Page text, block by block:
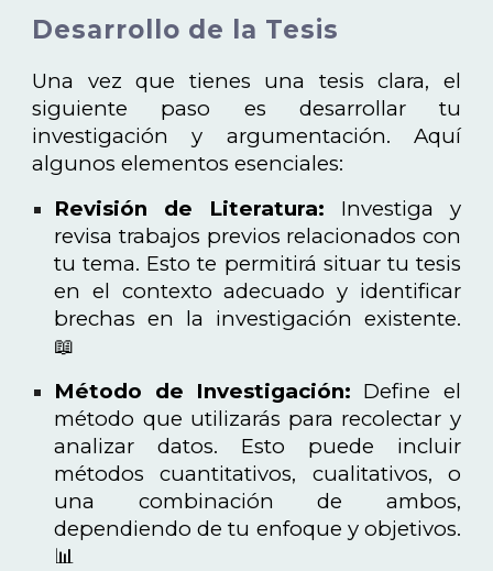
Desarrollo de la Tesis
Una vez que tienes una tesis clara, el
siguiente paso es desarrollar tu
investigación y argumentación. Aquí
algunos elementos esenciales:
Revisión de Literatura: Investiga y
revisa trabajos previos relacionados con
tu tema. Esto te permitirá situar tu tesis
en el contexto adecuado y identificar
brechas en la investigación existente.
📖
Método de Investigación: Define el
método que utilizarás para recolectar y
analizar datos. Esto puede incluir
métodos cuantitativos, cualitativos, o
una combinación de ambos,
dependiendo de tu enfoque y objetivos.
📊